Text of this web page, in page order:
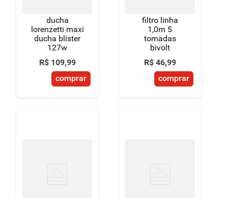
ducha
lorenzetti maxi
ducha blister
127w
R$ 109,99
comprar
filtro linha
1,0m 5
tomadas
bivolt
R$ 46,99
comprar